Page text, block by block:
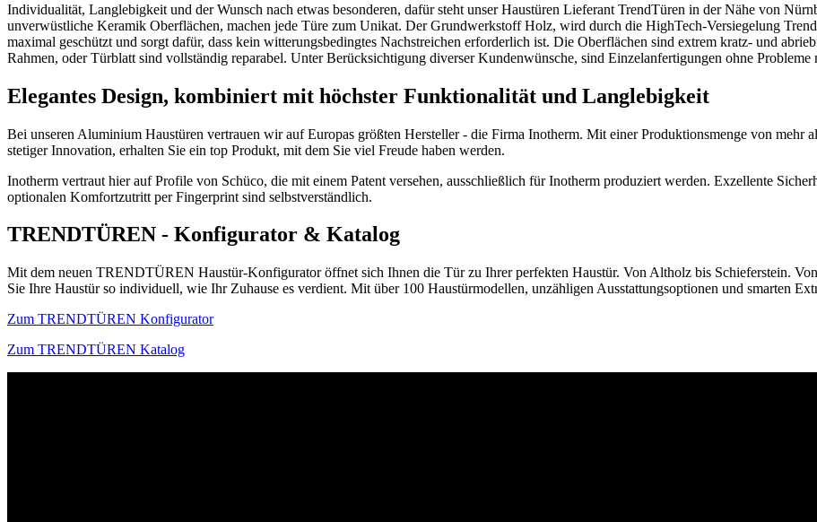
Individualität, Langlebigkeit und der Wunsch nach etwas besonderen, dafür steht unser Haustüren Lieferant TrendTüren in der Nähe von
unverwüstliche Keramik Oberflächen, machen jede Türe zum Unikat. Der Grundwerkstoff Holz, wird durch die HighTech-Versiegelung
maximal geschützt und sorgt dafür, dass kein witterungsbedingtes Nachstreichen erforderlich ist. Die Oberflächen sind extrem kratz- und
Rahmen, oder Türblatt sind vollständig reparabel. Unter Berücksichtigung diverser Kundenwünsche, sind Einzelanfertigungen ohne Probleme
Elegantes Design, kombiniert mit höchster Funktionalität und Langlebigkeit
Bei unseren Aluminium Haustüren vertrauen wir auf Europas größten Hersteller - die Firma Inotherm. Mit einer Produktionsmenge von mehr
stetiger Innovation, erhalten Sie ein top Produkt, mit dem Sie viel Freude haben werden.
Inotherm vertraut hier auf Profile von Schüco, die mit einem Patent versehen, ausschließlich für Inotherm produziert werden. Exzellente
optionalen Komfortzutritt per Fingerprint sind selbstverständlich.
TRENDTÜREN - Konfigurator & Katalog
Mit dem neuen TRENDTÜREN Haustür-Konfigurator öffnet sich Ihnen die Tür zu Ihrer perfekten Haustür. Von Altholz bis Schieferstein.
Sie Ihre Haustür so individuell, wie Ihr Zuhause es verdient. Mit über 100 Haustürmodellen, unzähligen Ausstattungsoptionen und smarten
Zum TRENDTÜREN Konfigurator
Zum TRENDTÜREN Katalog